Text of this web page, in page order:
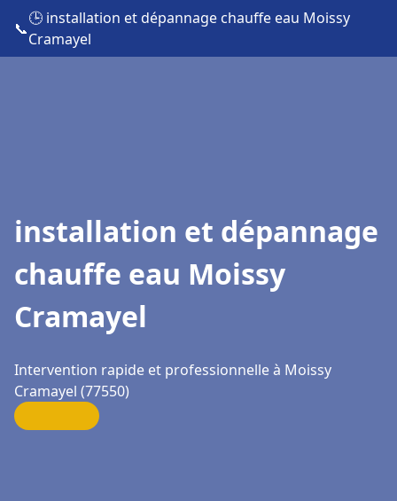
📞
🕒 installation et dépannage chauffe eau Moissy
Cramayel
installation et dépannage
chauffe eau Moissy
Cramayel
Intervention rapide et professionnelle à Moissy
Cramayel (77550)